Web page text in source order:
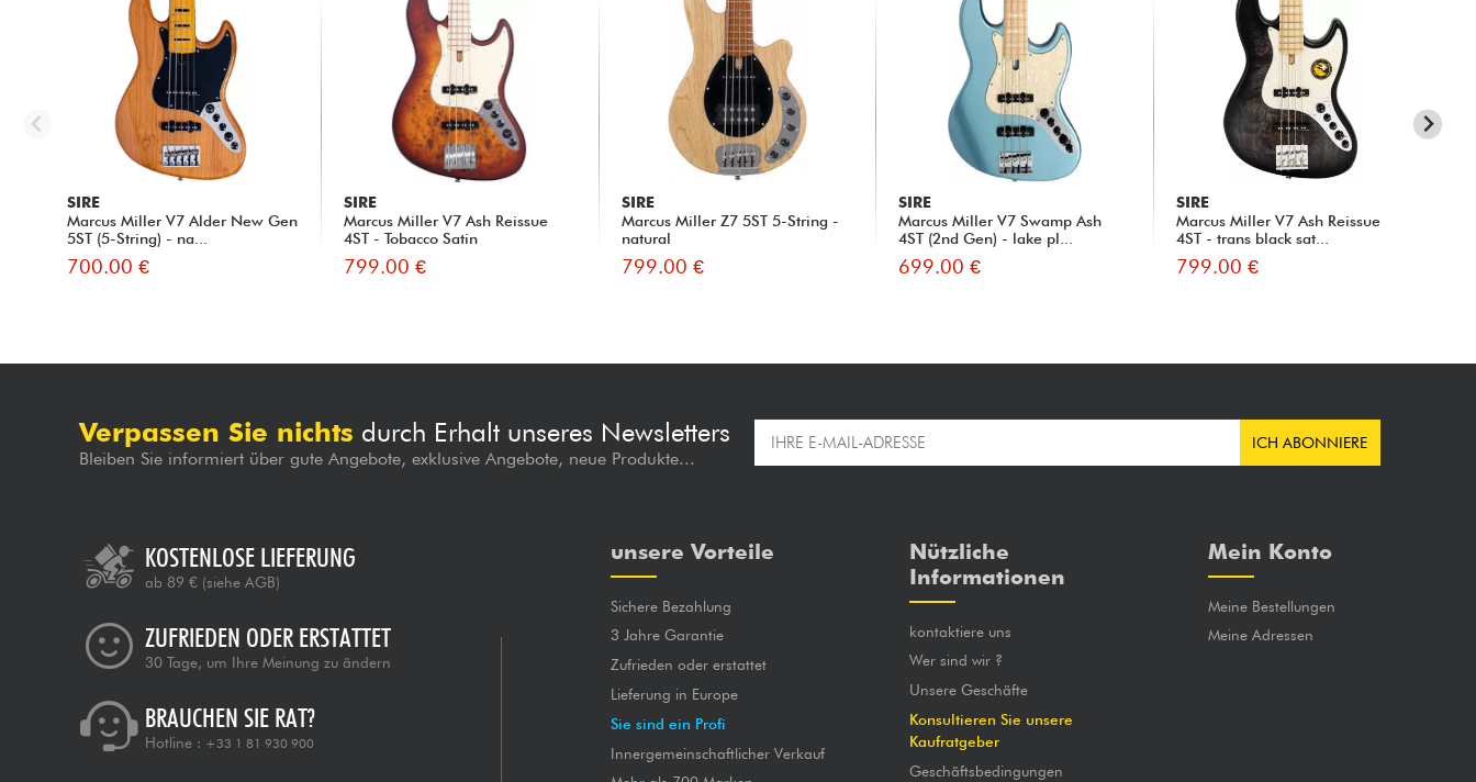
SIRE
Marcus Miller V7 Alder New Gen
5ST (5-String) - na...
700.00 €
SIRE
Marcus Miller V7 Ash Reissue
4ST - Tobacco Satin
799.00 €
SIRE
Marcus Miller Z7 5ST 5-String -
natural
799.00 €
SIRE
Marcus Miller V7 Swamp Ash
4ST (2nd Gen) - lake pl...
699.00 €
SIRE
Marcus Miller V7 Ash Reissue
4ST - trans black sat...
799.00 €
Verpassen Sie nichts durch Erhalt unseres Newsletters
Bleiben Sie informiert über gute Angebote, exklusive Angebote, neue Produkte...
ICH ABONNIERE
KOSTENLOSE LIEFERUNG
ab 89 € (siehe AGB)
ZUFRIEDEN ODER ERSTATTET
30 Tage, um Ihre Meinung zu ändern
BRAUCHEN SIE RAT?
Hotline : +33 1 81 930 900
unsere Vorteile
Sichere Bezahlung
3 Jahre Garantie
Zufrieden oder erstattet
Lieferung in Europe
Sie sind ein Profi
Innergemeinschaftlicher Verkauf
Nützliche
Informationen
kontaktiere uns
Wer sind wir ?
Unsere Geschäfte
Konsultieren Sie unsere
Kaufratgeber
Geschäftsbedingungen
Mein Konto
Meine Bestellungen
Meine Adressen